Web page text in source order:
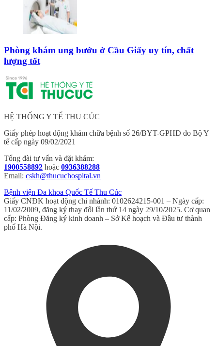
Phòng khám ung bướu ở Cầu Giấy uy tín, chất
lượng tốt
HỆ THỐNG Y TẾ THU CÚC
Giấy phép hoạt động khám chữa bệnh số 26/BYT-GPHĐ do Bộ Y
tế cấp ngày 09/02/2021
Tổng đài tư vấn và đặt khám:
1900558892 hoặc 0936388288
Email: cskh@thucuchospital.vn
Bệnh viện Đa khoa Quốc Tế Thu Cúc
Giấy CNĐK hoạt động chi nhánh: 0102624215-001 – Ngày cấp:
11/02/2009, đăng ký thay đổi lần thứ 14 ngày 29/10/2025. Cơ quan
cấp: Phòng Đăng ký kinh doanh – Sở Kế hoạch và Đầu tư thành
phố Hà Nội.